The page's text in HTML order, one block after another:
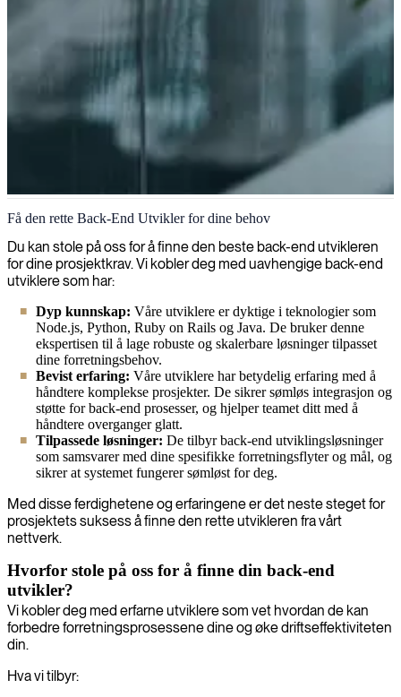
Back-End utvikling
Vi utmerker oss innen back-end-utvikling, med design av robuste og
skalerbare server-side løsninger som driver applikasjonene dine.
Våre ekspertutviklere sikrer optimalisert ytelse, sikkerhet og sømløs
Få den rette Back-End Utvikler for dine behov
Du kan stole på oss for å finne den beste back-end utvikleren
for dine prosjektkrav. Vi kobler deg med uavhengige back-end
utviklere som har:
Dyp kunnskap: Våre utviklere er dyktige i teknologier som
Node.js, Python, Ruby on Rails og Java. De bruker denne
ekspertisen til å lage robuste og skalerbare løsninger tilpasset
dine forretningsbehov.
Bevist erfaring: Våre utviklere har betydelig erfaring med å
håndtere komplekse prosjekter. De sikrer sømløs integrasjon og
støtte for back-end prosesser, og hjelper teamet ditt med å
håndtere overganger glatt.
Tilpassede løsninger: De tilbyr back-end utviklingsløsninger
som samsvarer med dine spesifikke forretningsflyter og mål, og
sikrer at systemet fungerer sømløst for deg.
Med disse ferdighetene og erfaringene er det neste steget for
prosjektets suksess å finne den rette utvikleren fra vårt
nettverk.
Hvorfor stole på oss for å finne din back-end
utvikler?
Vi kobler deg med erfarne utviklere som vet hvordan de kan
forbedre forretningsprosessene dine og øke driftseffektiviteten
din.
Hva vi tilbyr: